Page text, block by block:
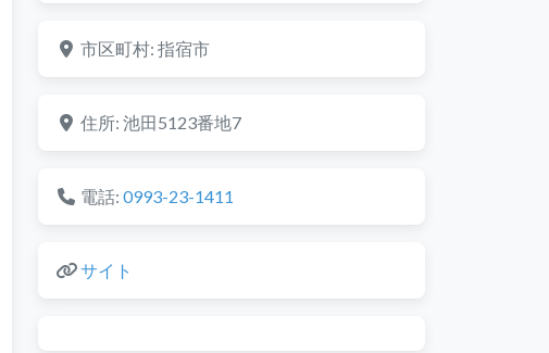
市区町村: 指宿市
住所: 池田5123番地7
電話: 0993-23-1411
サイト